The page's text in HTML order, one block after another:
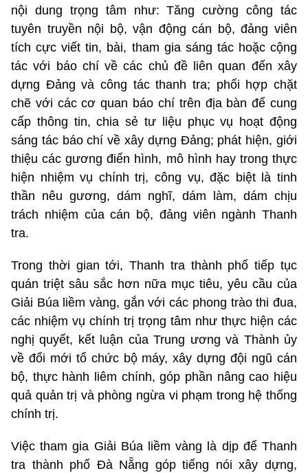
nội dung trọng tâm như: Tăng cường công tác
tuyên truyền nội bộ, vận động cán bộ, đảng viên
tích cực viết tin, bài, tham gia sáng tác hoặc cộng
tác với báo chí về các chủ đề liên quan đến xây
dựng Đảng và công tác thanh tra; phối hợp chặt
chẽ với các cơ quan báo chí trên địa bàn để cung
cấp thông tin, chia sẻ tư liệu phục vụ hoạt động
sáng tác báo chí về xây dựng Đảng; phát hiện, giới
thiệu các gương điển hình, mô hình hay trong thực
hiện nhiệm vụ chính trị, công vụ, đặc biệt là tinh
thần nêu gương, dám nghĩ, dám làm, dám chịu
trách nhiệm của cán bộ, đảng viên ngành Thanh
tra.
Trong thời gian tới, Thanh tra thành phố tiếp tục
quán triệt sâu sắc hơn nữa mục tiêu, yêu cầu của
Giải Búa liềm vàng, gắn với các phong trào thi đua,
các nhiệm vụ chính trị trọng tâm như thực hiện các
nghị quyết, kết luận của Trung ương và Thành ủy
về đổi mới tổ chức bộ máy, xây dựng đội ngũ cán
bộ, thực hành liêm chính, góp phần nâng cao hiệu
quả quản trị và phòng ngừa vi phạm trong hệ thống
chính trị.
Việc tham gia Giải Búa liềm vàng là dịp để Thanh
tra thành phố Đà Nẵng góp tiếng nói xây dựng,